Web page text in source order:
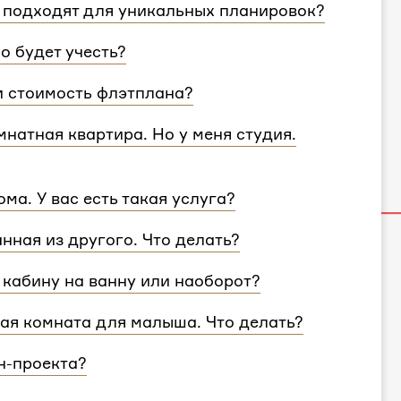
для уникальных планировок?
будет учесть?
поделиться вашими идеями с дизайнером
флэтплана?
каждого этажа.
квартира. Но у меня студия.
для квартир и домов с любой
У вас есть такая услуга?
этажей, вам нужно выбрать проект
из другого. Что делать?
за комнату.
на ванну или наоборот?
комната для малыша. Что делать?
проекта?